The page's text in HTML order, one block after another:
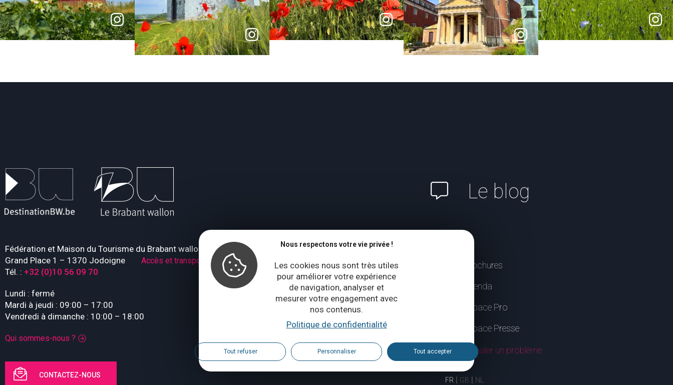
Nous respectons votre vie privée !
Les cookies nous sont très utiles
pour améliorer votre expérience
de navigation, analyser et
mesurer votre engagement avec
nos contenus.
Politique de confidentialité
Tout refuser Personnaliser Tout accepter
Le blog
Fédération et Maison du Tourisme du Brabant wallon
Grand Place 1 – 1370 Jodoigne Accès et transport
Tél. : +32 (0)10 56 09 70
Lundi : fermé
Mardi à jeudi : 09:00 – 17:00
Vendredi à dimanche : 10:00 – 18:00
Qui sommes-nous ?
CONTACTEZ-NOUS
Brochures
Agenda
Espace Pro
Espace Presse
Signaler un problème
FR GB NL